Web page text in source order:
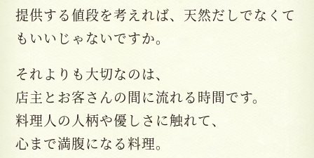
提供する値段を考えれば、天然だしでなくて
もいいじゃないですか。
それよりも大切なのは、
店主とお客さんの間に流れる時間です。
料理人の人柄や優しさに触れて、
心まで満腹になる料理。